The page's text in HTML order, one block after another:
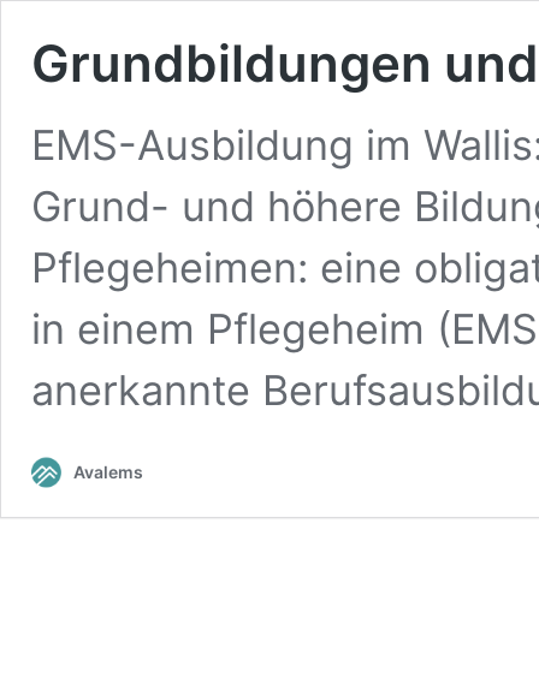
Grundbildungen
EMS-Ausbildung im
Grund- und höhere
Pflegeheimen: eine
in einem Pflegeheim
anerkannte
Avalems